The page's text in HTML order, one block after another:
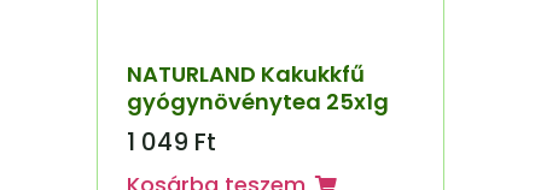
NATURLAND Kakukkfű
gyógynövénytea 25x1g
1 049 Ft